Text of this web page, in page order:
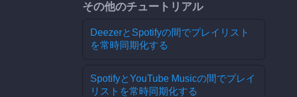
その他のチュートリアル
DeezerとSpotifyの間でプレイリスト
を常時同期化する
SpotifyとYouTube Musicの間でプレイ
リストを常時同期化する